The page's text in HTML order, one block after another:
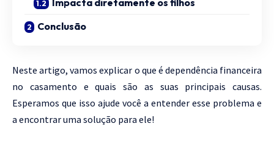
Impacta diretamente os filhos
Conclusão
Neste artigo, vamos explicar o que é dependência financeira
no casamento e quais são as suas principais causas.
Esperamos que isso ajude você a entender esse problema e
a encontrar uma solução para ele!